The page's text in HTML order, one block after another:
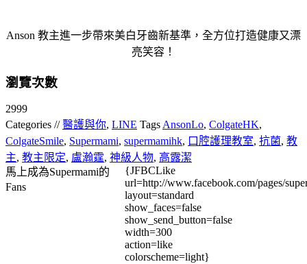
Anson 教主進一步帶來美白牙齒新基準，全方位打造健康又漂
亮笑容！
瀏覽次數
2999
Categories //醫護與你, LINE Tags AnsonLo, ColgateHK,
ColgateSmile, Supermami, supermamihk, 口腔護理教室, 抗菌, 教
主, 教主限定, 盧瀚霆, 神級人物, 高露潔
馬上成為Supermami的
Fans
{JFBCLike
url=http://www.facebook.com/pages/
layout=standard
show_faces=false
show_send_button=false
width=300
action=like
colorscheme=light}